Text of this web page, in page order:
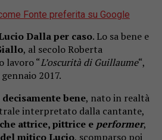
Fonte preferita su Google
Dalla per caso. Lo sa bene e
, al secolo Roberta
lavoro “L’oscurità di Guillaume“,
2017.
bene, nato in realtà
interpretato dalla cantante,
attrice, pittrice e performer,
mitico Lucio, scomparso poi